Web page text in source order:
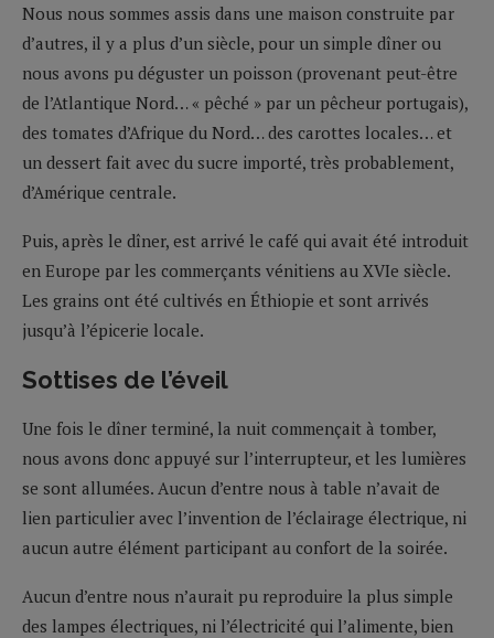
Nous nous sommes assis dans une maison construite par
d’autres, il y a plus d’un siècle, pour un simple dîner ou
nous avons pu déguster un poisson (provenant peut-être
de l’Atlantique Nord… « pêché » par un pêcheur portugais),
des tomates d’Afrique du Nord… des carottes locales… et
un dessert fait avec du sucre importé, très probablement,
d’Amérique centrale.
Puis, après le dîner, est arrivé le café qui avait été introduit
en Europe par les commerçants vénitiens au XVIe siècle.
Les grains ont été cultivés en Éthiopie et sont arrivés
jusqu’à l’épicerie locale.
Sottises de l’éveil
Une fois le dîner terminé, la nuit commençait à tomber,
nous avons donc appuyé sur l’interrupteur, et les lumières
se sont allumées. Aucun d’entre nous à table n’avait de
lien particulier avec l’invention de l’éclairage électrique, ni
aucun autre élément participant au confort de la soirée.
Aucun d’entre nous n’aurait pu reproduire la plus simple
des lampes électriques, ni l’électricité qui l’alimente, bien